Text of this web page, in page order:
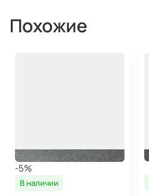
Похожие
-5%
В наличии